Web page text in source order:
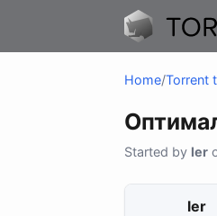
Home/Torrent
Started by ler
ler